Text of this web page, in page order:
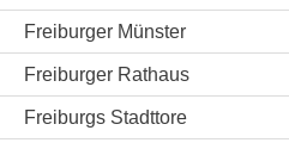
Freiburger Münster
Freiburger Rathaus
Freiburgs Stadttore